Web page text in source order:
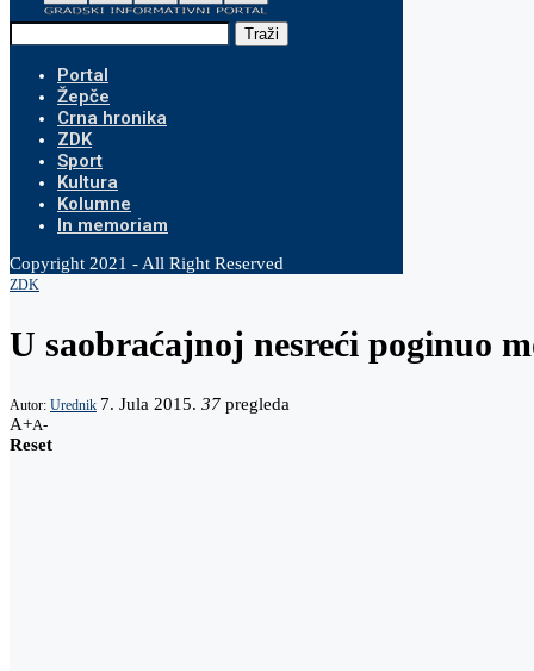
Traži
Portal
Žepče
Crna hronika
ZDK
Sport
Kultura
Kolumne
In memoriam
Copyright 2021 - All Right Reserved
ZDK
U saobraćajnoj nesreći poginuo
Autor: Urednik 7. Jula 2015. 37 pregleda
A+A-
Reset